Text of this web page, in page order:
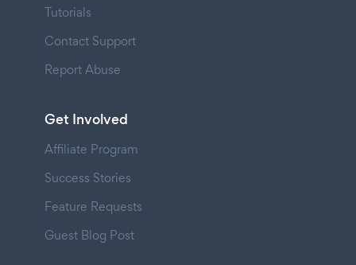
Tutorials
Contact Support
Report Abuse
Get Involved
Affiliate Program
Success Stories
Feature Requests
Guest Blog Post